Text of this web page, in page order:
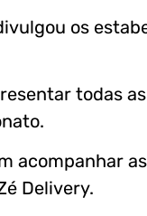
os
todas
acompanhar
Delivery.